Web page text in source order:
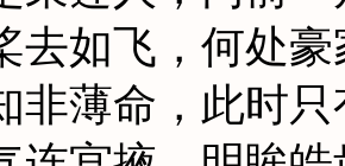
去如飞，何处
非薄命，此时